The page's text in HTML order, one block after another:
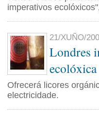
imperativos
21/XUÑO/
Londres
ecolóxica
Ofrecerá licores
electricidade.